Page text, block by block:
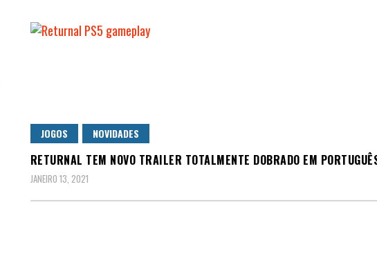
JOGOS NOVIDADES
RETURNAL TEM NOVO TRAILER TOTALMENTE DOBRADO EM
JANEIRO 13, 2021